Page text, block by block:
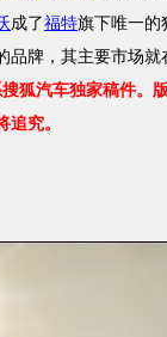
成了福特旗下唯一的
品牌，其主要市场
狐汽车独家稿件。
追究。